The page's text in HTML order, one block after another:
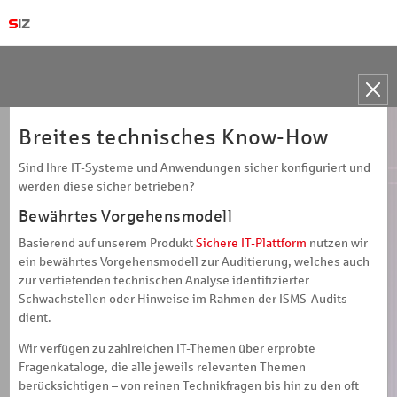
Toggle
Breites technisches Know-How
Sind Ihre IT-Systeme und Anwendungen sicher konfiguriert und
werden diese sicher betrieben?
Bewährtes Vorgehensmodell
Basierend auf unserem Produkt Sichere IT-Plattform nutzen wir
ein bewährtes Vorgehensmodell zur Auditierung, welches auch
zur vertiefenden technischen Analyse identifizierter
Schwachstellen oder Hinweise im Rahmen der ISMS-Audits
dient.
Wir verfügen zu zahlreichen IT-Themen über erprobte
Fragenkataloge, die alle jeweils relevanten Themen
berücksichtigen – von reinen Technikfragen bis hin zu den oft